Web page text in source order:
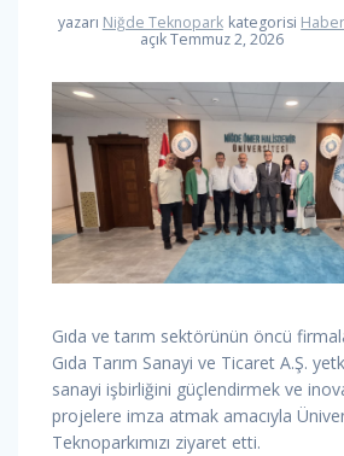
yazarı Niğde Teknopark kategorisi
açık Temmuz 2, 2026
Gıda ve tarım sektörünün öncü
Gıda Tarım Sanayi ve Ticaret A.Ş.
sanayi işbirliğini güçlendirmek ve
projelere imza atmak amacıyla
Teknoparkımızı ziyaret etti.